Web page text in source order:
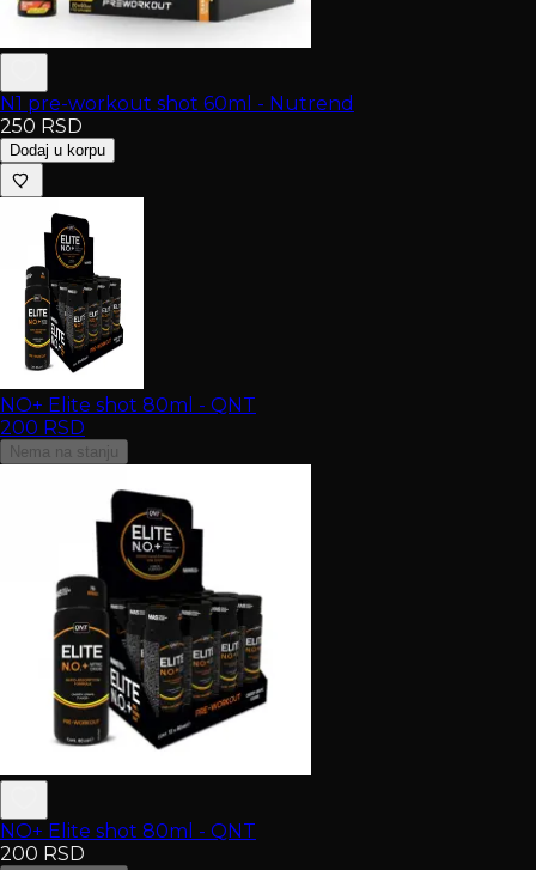
N1 pre-workout shot 60ml - Nutrend
250 RSD
Dodaj u korpu
NO+ Elite shot 80ml - QNT
200 RSD
Nema na stanju
NO+ Elite shot 80ml - QNT
200 RSD